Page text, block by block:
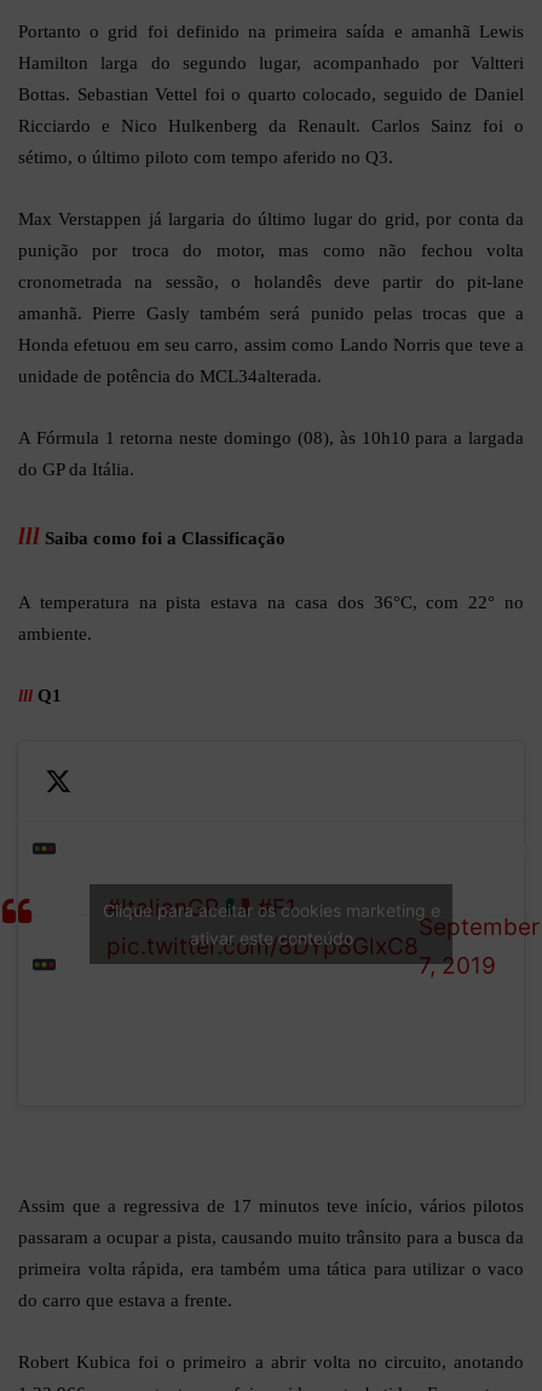
Portanto o grid foi definido na primeira saída e amanhã Lewis
Hamilton larga do segundo lugar, acompanhado por Valtteri
Bottas. Sebastian Vettel foi o quarto colocado, seguido de Daniel
Ricciardo e Nico Hulkenberg da Renault. Carlos Sainz foi o
sétimo, o último piloto com tempo aferido no Q3.
Max Verstappen já largaria do último lugar do grid, por conta da
punição por troca do motor, mas como não fechou volta
cronometrada na sessão, o holandês deve partir do pit-lane
amanhã. Pierre Gasly também será punido pelas trocas que a
Honda efetuou em seu carro, assim como Lando Norris que teve a
unidade de potência do MCL34alterada.
A Fórmula 1 retorna neste domingo (08), às 10h10 para a largada
do GP da Itália.
lll Saiba como foi a Classificação
A temperatura na pista estava na casa dos 36°C, com 22° no
ambiente.
lll Q1
GREEN
#ItalianGP
#F1
pic.twitter.com/8DYp8GlxC8
1 (@F1)
September
7, 2019
Clique para aceitar os cookies marketing e
ativar este conteúdo
Assim que a regressiva de 17 minutos teve início, vários pilotos
passaram a ocupar a pista, causando muito trânsito para a busca da
primeira volta rápida, era também uma tática para utilizar o vaco
do carro que estava a frente.
Robert Kubica foi o primeiro a abrir volta no circuito, anotando